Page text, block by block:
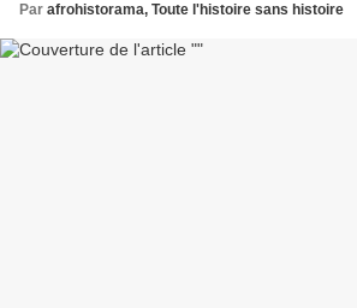
Par afrohistorama, Toute l'histoire sans histoire